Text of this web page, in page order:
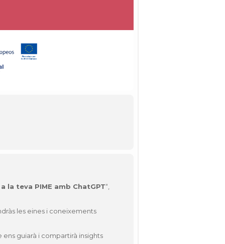
la teva PIME amb ChatGPT“,
les eines i coneixements
ens guiarà i compartirà insights